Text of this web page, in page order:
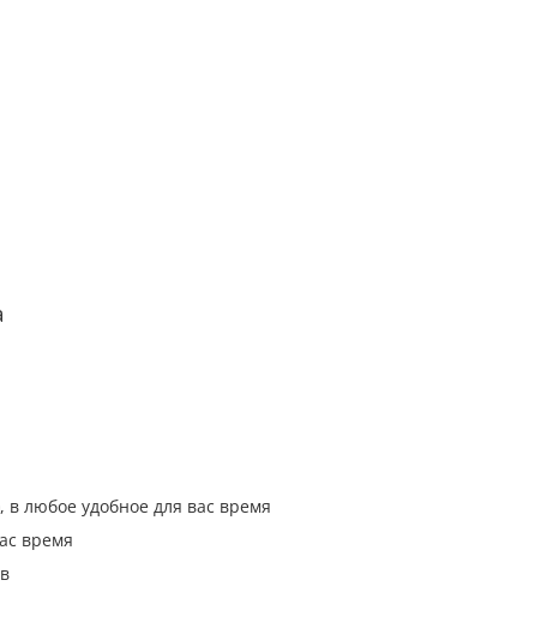
в любое удобное для вас время
время